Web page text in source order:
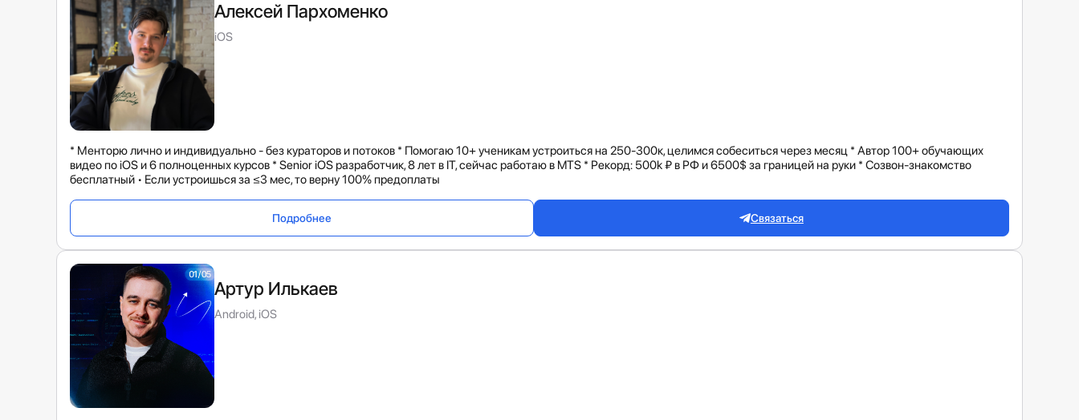
Алексей Пархоменко
iOS
* Менторю лично и индивидуально - без кураторов и потоков * Помогаю 10+ ученикам устроиться на 250-300к, целимся собеситься через месяц * Автор 100+ обучающих
видео по iOS и 6 полноценных курсов * Senior iOS разработчик, 8 лет в IT, сейчас работаю в MTS * Рекорд: 500k ₽ в РФ и 6500$ за границей на руки * Созвон-знакомство
бесплатный • Если устроишься за ≤3 мес, то верну 100% предоплаты
Подробнее Связаться
Артур Илькаев
Android, iOS